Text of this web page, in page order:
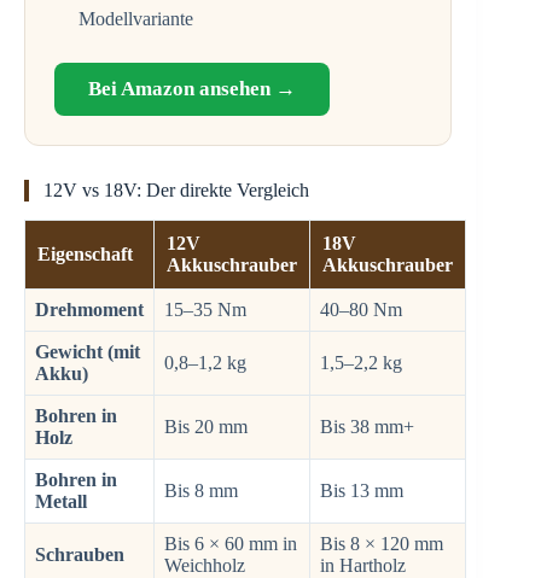
Modellvariante
Bei Amazon ansehen →
12V vs 18V: Der direkte Vergleich
Eigenschaft
12V
Akkuschrauber
18V
Akkuschrauber
Drehmoment 15–35 Nm 40–80 Nm
Gewicht (mit
Akku)
0,8–1,2 kg 1,5–2,2 kg
Bohren in
Holz
Bis 20 mm Bis 38 mm+
Bohren in
Metall
Bis 8 mm Bis 13 mm
Schrauben
Bis 6 × 60 mm in
Weichholz
Bis 8 × 120 mm
in Hartholz